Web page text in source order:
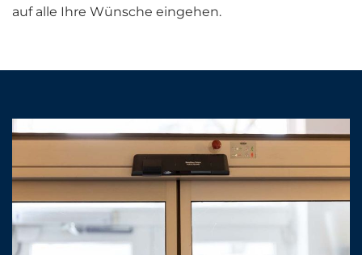
auf alle Ihre Wünsche eingehen.